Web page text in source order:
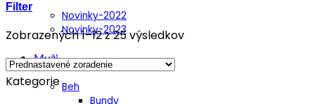
Novinky-2022
Novinky-2023
Muži
Beh
Bundy
Filter
Zobrazených 1–12 z 25 výsledkov
Kategorie